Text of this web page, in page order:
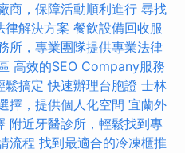
商，保障活動順利進行 尋找
律解決方案 餐飲設備回收服
所，專業團隊提供專業法律
高效的SEO Company服務
鬆搞定 快速辦理台胞證 士林
擇，提供個人化空間 宜蘭外
附近牙醫診所，輕鬆找到專
流程 找到最適合的冷凍櫃推